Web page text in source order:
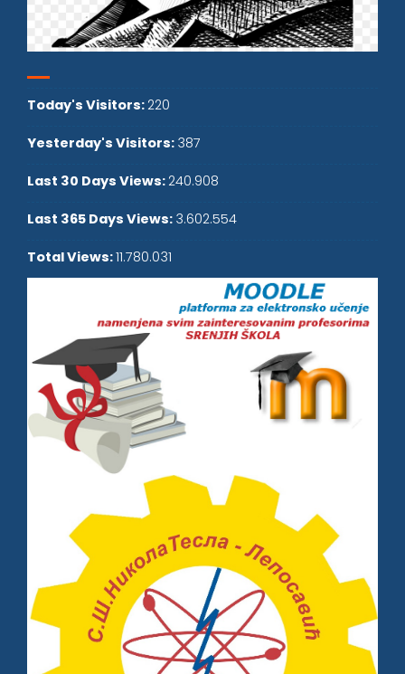
Today's Visitors: 220
Yesterday's Visitors: 387
Last 30 Days Views: 240.908
Last 365 Days Views: 3.602.554
Total Views:11.780.031